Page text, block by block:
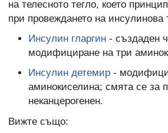
на телесното тегло, което
при провеждането на инсулинова
Инсулин гларгин- създаден
модифициране на три
Инсулин детемир-
аминокиселина; смята се за
неканцерогенен.
Вижте също: